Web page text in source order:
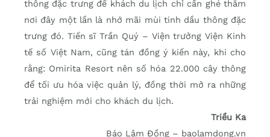
thông đặc trưng để khách du lịch chỉ cần ghé thăm
nơi đây một lần là nhớ mãi mùi tinh dầu thông đặc
trưng đó. Tiến sĩ Trần Quý – Viện trưởng Viện Kinh
tế số Việt Nam, cũng tán đồng ý kiến này, khi cho
rằng: Omirita Resort nên số hóa 22.000 cây thông
để tối ưu hóa việc quản lý, đồng thời mở ra những
trải nghiệm mới cho khách du lịch.
Triều Ka
Báo Lâm Đồng – baolamdong.vn